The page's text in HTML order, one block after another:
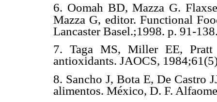
6. Oomah BD, Mazza G.
Mazza G, editor. Functional
Lancaster Basel.;1998. p. 91-
7. Taga MS, Miller EE,
antioxidants. JAOCS,
8. Sancho J, Bota E, De Castro
alimentos. México, D. F.